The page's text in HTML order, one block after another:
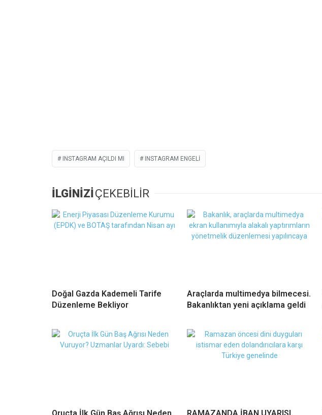
INSTAGRAM AÇILDI MI INSTAGRAM ENGELI
İLGİNİZİ ÇEKEBİLİR
Doğal Gazda Kademeli Tarife
Düzenleme Bekliyor
Araçlarda multimedya bilmecesi.
Bakanlıktan yeni açıklama geldi